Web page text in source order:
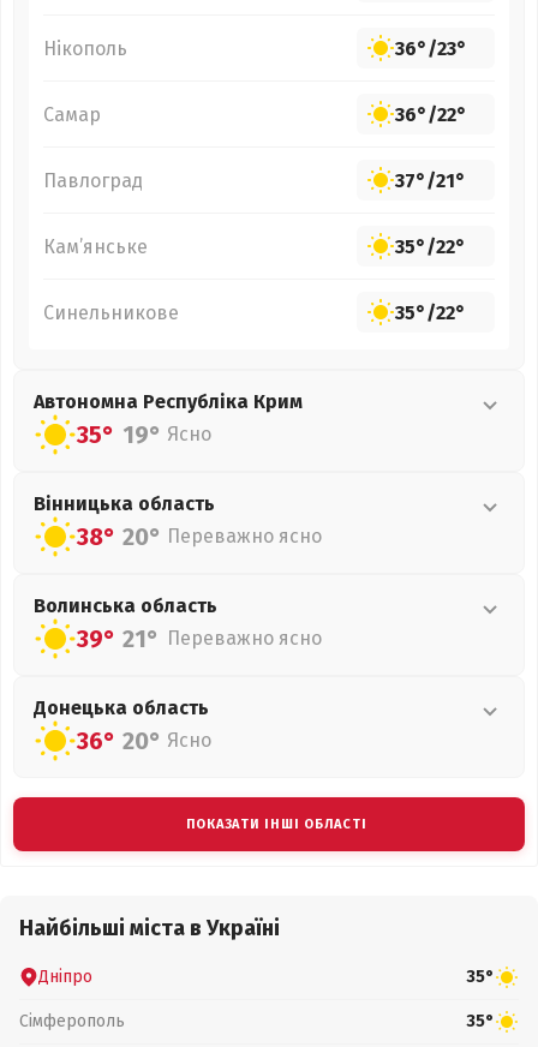
Нікополь 36°/23°
Самар 36°/22°
Павлоград 37°/21°
Кам’янське 35°/22°
Синельникове 35°/22°
Автономна Республіка Крим
35° 19° Ясно
Вінницька область
38° 20° Переважно ясно
Волинська область
39° 21° Переважно ясно
Донецька область
36° 20° Ясно
ПОКАЗАТИ ІНШІ ОБЛАСТІ
Найбільші міста в Україні
Дніпро 35°
Сімферополь 35°